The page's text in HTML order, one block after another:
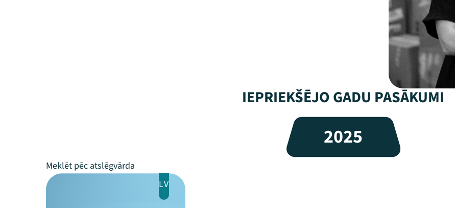
IEPRIEKŠĒJO GADU PASĀKUMI
2025
LV